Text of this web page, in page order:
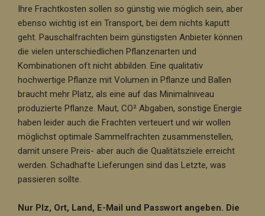
Ihre Frachtkosten sollen so günstig wie möglich sein, aber
ebenso wichtig ist ein Transport, bei dem nichts kaputt
geht. Pauschalfrachten beim günstigsten Anbieter können
die vielen unterschiedlichen Pflanzenarten und
Kombinationen oft nicht abbilden. Eine qualitativ
hochwertige Pflanze mit Volumen in Pflanze und Ballen
braucht mehr Platz, als eine auf das Minimalniveau
produzierte Pflanze. Maut, CO² Abgaben, sonstige Energie
haben leider auch die Frachten verteuert und wir wollen
möglichst optimale Sammelfrachten zusammenstellen,
damit unsere Preis- aber auch die Qualitätsziele erreicht
werden. Schadhafte Lieferungen sind das Letzte, was
passieren sollte.
Nur Plz, Ort, Land, E-Mail und Passwort angeben. Die